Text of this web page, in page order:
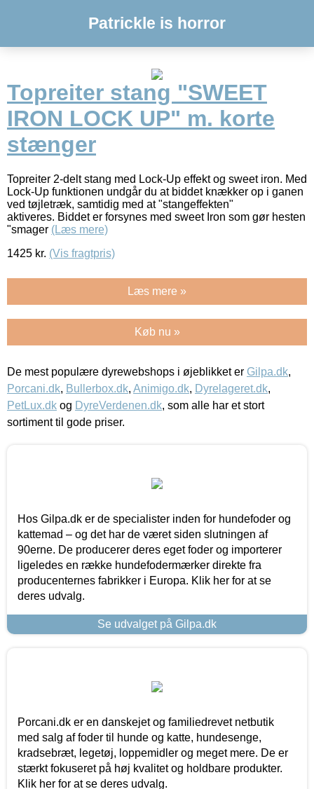
Patrickle is horror
Topreiter stang "SWEET
IRON LOCK UP" m. korte
stænger
Topreiter 2-delt stang med Lock-Up effekt og sweet iron. Med
Lock-Up funktionen undgår du at biddet knækker op i ganen
ved tøjletræk, samtidig med at "stangeffekten"
aktiveres. Biddet er forsynes med sweet Iron som gør hesten
"smager (Læs mere)
1425 kr. (Vis fragtpris)
Læs mere »
Køb nu »
De mest populære dyrewebshops i øjeblikket er Gilpa.dk,
Porcani.dk, Bullerbox.dk, Animigo.dk, Dyrelageret.dk,
PetLux.dk og DyreVerdenen.dk, som alle har et stort
sortiment til gode priser.
Hos Gilpa.dk er de specialister inden for hundefoder og
kattemad – og det har de været siden slutningen af
90erne. De producerer deres eget foder og importerer
ligeledes en række hundefodermærker direkte fra
producenternes fabrikker i Europa. Klik her for at se
deres udvalg.
Se udvalget på Gilpa.dk
Porcani.dk er en danskejet og familiedrevet netbutik
med salg af foder til hunde og katte, hundesenge,
kradsebræt, legetøj, loppemidler og meget mere. De er
stærkt fokuseret på høj kvalitet og holdbare produkter.
Klik her for at se deres udvalg.